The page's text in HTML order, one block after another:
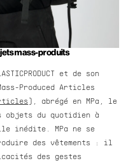
mass-produits
et de son
Produced Articles
), abrégé en MPa, le
objets du quotidien à
inédite. MPa ne se
des vêtements : il
des gestes